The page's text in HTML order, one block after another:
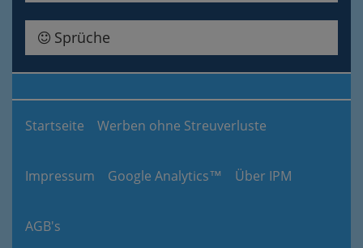
Sprüche
Startseite Werben ohne Streuverluste
Impressum Google Analytics™ Über IPM
AGB's